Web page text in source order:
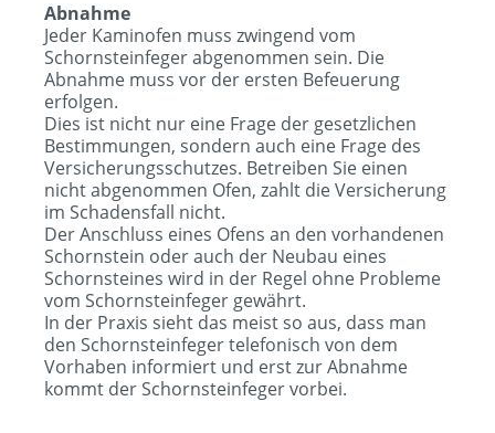
Abnahme
Jeder Kaminofen muss zwingend vom
Schornsteinfeger abgenommen sein. Die
Abnahme muss vor der ersten Befeuerung
erfolgen.
Dies ist nicht nur eine Frage der gesetzlichen
Bestimmungen, sondern auch eine Frage des
Versicherungsschutzes. Betreiben Sie einen
nicht abgenommen Ofen, zahlt die Versicherung
im Schadensfall nicht.
Der Anschluss eines Ofens an den vorhandenen
Schornstein oder auch der Neubau eines
Schornsteines wird in der Regel ohne Probleme
vom Schornsteinfeger gewährt.
In der Praxis sieht das meist so aus, dass man
den Schornsteinfeger telefonisch von dem
Vorhaben informiert und erst zur Abnahme
kommt der Schornsteinfeger vorbei.